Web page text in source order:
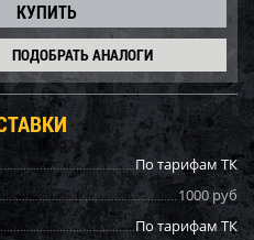
ПОДОБРАТЬ АНАЛОГИ
По тарифам ТК
1000 руб
По тарифам ТК